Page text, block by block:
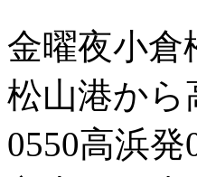
金曜夜小倉
松山港から
0550高浜発